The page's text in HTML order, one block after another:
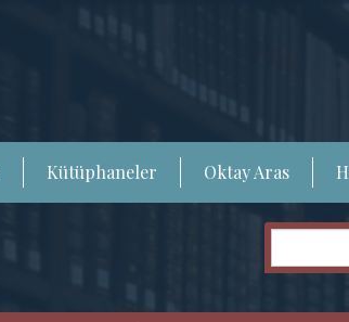
Kütüphaneler Oktay Aras